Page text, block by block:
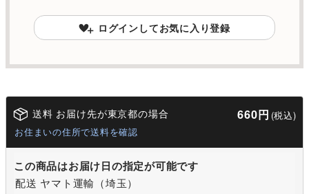
ログインしてお気に入り登録
送料 お届け先が東京都の場合 660円 (税込)
お住まいの住所で送料を確認
この商品はお届け日の指定が可能です
配送 ヤマト運輸（埼玉）